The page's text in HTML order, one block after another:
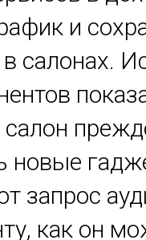
и
салонах.
новые
запрос
как он